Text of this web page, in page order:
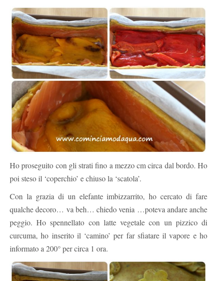
Ho proseguito con gli strati fino a mezzo cm circa dal bordo. Ho
poi steso il ‘coperchio’ e chiuso la ‘scatola’.
Con la grazia di un elefante imbizzarrito, ho cercato di fare
qualche decoro… va beh… chiedo venia …poteva andare anche
peggio. Ho spennellato con latte vegetale con un pizzico di
curcuma, ho inserito il ‘camino’ per far sfiatare il vapore e ho
informato a 200° per circa 1 ora.